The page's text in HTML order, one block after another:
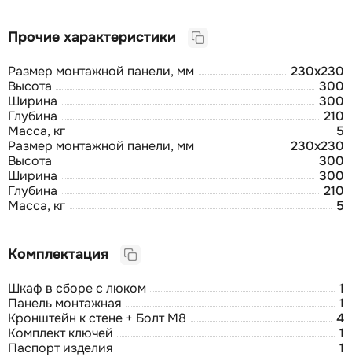
Прочие характеристики
Размер монтажной панели, мм
230х230
Высота
300
Ширина
300
Глубина
210
Масса, кг
5
Размер монтажной панели, мм
230х230
Высота
300
Ширина
300
Глубина
210
Масса, кг
5
Комплектация
Шкаф в сборе с люком
1
Панель монтажная
1
Кронштейн к стене + Болт М8
4
Комплект ключей
1
Паспорт изделия
1